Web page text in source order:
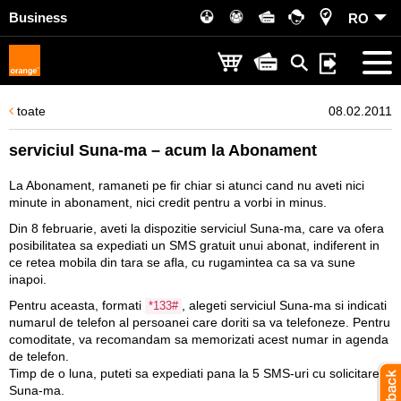
Business RO
toate 08.02.2011
serviciul Suna-ma – acum la Abonament
La Abonament, ramaneti pe fir chiar si atunci cand nu aveti nici
minute in abonament, nici credit pentru a vorbi in minus.
Din 8 februarie, aveti la dispozitie serviciul Suna-ma, care va ofera
posibilitatea sa expediati un SMS gratuit unui abonat, indiferent in
ce retea mobila din tara se afla, cu rugamintea ca sa va sune
inapoi.
Pentru aceasta, formati *133# , alegeti serviciul Suna-ma si indicati
numarul de telefon al persoanei care doriti sa va telefoneze. Pentru
comoditate, va recomandam sa memorizati acest numar in agenda
de telefon.
Timp de o luna, puteti sa expediati pana la 5 SMS-uri cu solicitarea
Suna-ma